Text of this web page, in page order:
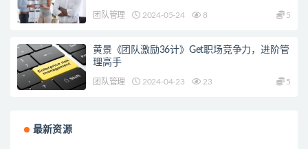
团队管理 2024-05-24 8 5
黄景《团队激励36计》Get职场竞争力，进阶管
理高手
团队管理 2024-04-23 23 5
最新资源